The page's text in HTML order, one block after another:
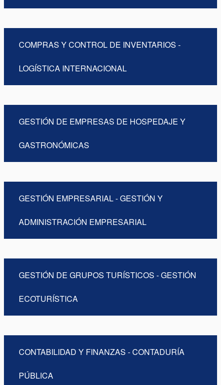
COMPRAS Y CONTROL DE INVENTARIOS -
LOGÍSTICA INTERNACIONAL
GESTIÓN DE EMPRESAS DE HOSPEDAJE Y
GASTRONÓMICAS
GESTIÓN EMPRESARIAL - GESTIÓN Y
ADMINISTRACIÓN EMPRESARIAL
GESTIÓN DE GRUPOS TURÍSTICOS - GESTIÓN
ECOTURÍSTICA
CONTABILIDAD Y FINANZAS - CONTADURÍA
PÚBLICA